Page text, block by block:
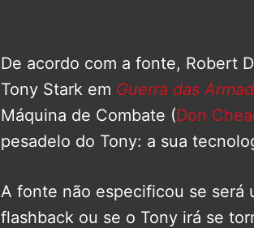
De acordo com a fonte, Robert
Tony Stark em Guerra das
Máquina de Combate (Don
pesadelo do Tony: a sua
A fonte não especificou se será
flashback ou se o Tony irá se